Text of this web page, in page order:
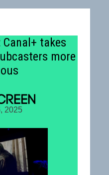
Canal+ takes
more
2025